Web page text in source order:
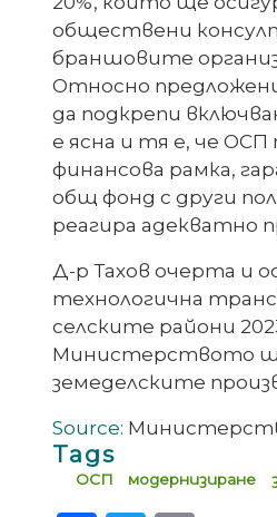
обществени
браншовите
Относно
да подкрепи
е ясна и тя е, че
финансова рамка,
общ фонд с други
реагира адекватно
Д-р Тахов очерта и
технологична
селските райони
Министерството ще
земеделските
Source:
Tags
ОСП модернизиране